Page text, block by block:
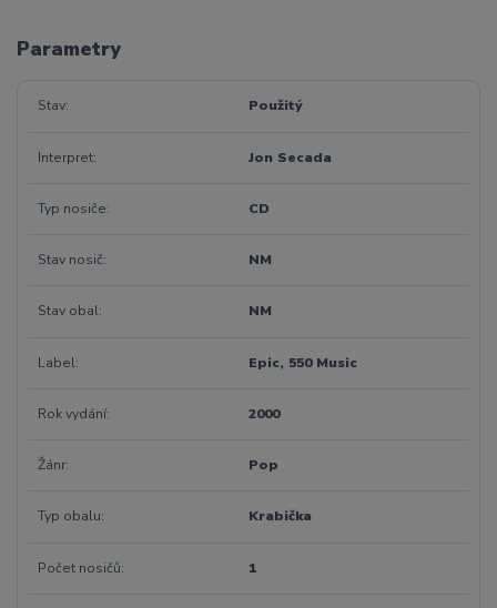
Parametry
Stav Použitý
Interpret Jon Secada
Typ nosiče CD
Stav nosič NM
Stav obal NM
Label Epic, 550 Music
Rok vydání 2000
Žánr Pop
Typ obalu Krabička
Počet nosičů 1